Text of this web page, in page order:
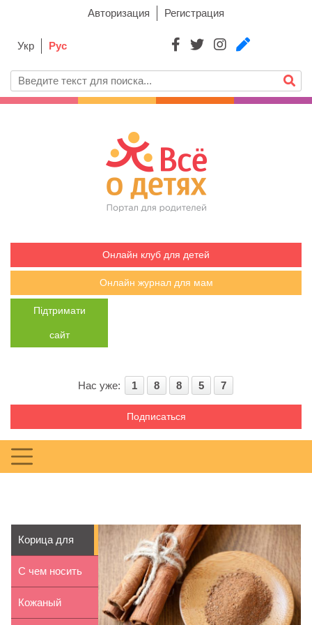
Авторизация Регистрация
Укр Рус
Онлайн клуб для детей
Онлайн журнал для мам
Підтримати
сайт
Нас уже: 1 8 8 5 7
Подписаться
Корица для
похудения
С чем носить
высокие
Кожаный